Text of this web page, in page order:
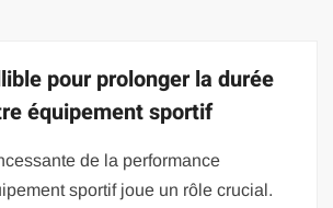
pour prolonger la durée
équipement sportif
de la performance
sportif joue un rôle crucial.